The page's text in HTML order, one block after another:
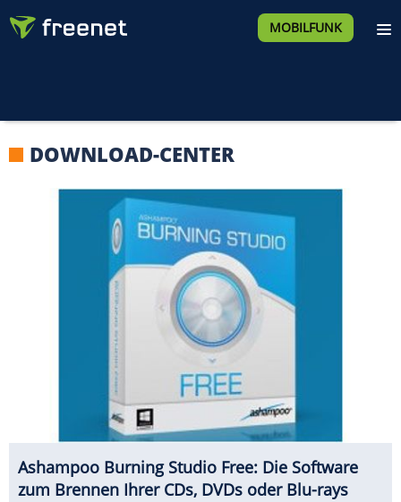
MOBILFUNK
DOWNLOAD-CENTER
Ashampoo Burning Studio Free: Die Software
zum Brennen Ihrer CDs, DVDs oder Blu-rays